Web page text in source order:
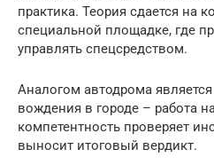
практика. Теория сдается на
специальной площадке, где
управлять спецсредством.
Аналогом автодрома
вождения в городе – работа
компетентность проверяет
выносит итоговый вердикт.